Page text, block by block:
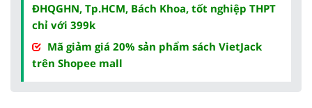
ĐHQGHN, Tp.HCM, Bách Khoa, tốt nghiệp THPT
chỉ với 399k
Mã giảm giá 20% sản phẩm sách VietJack
trên Shopee mall